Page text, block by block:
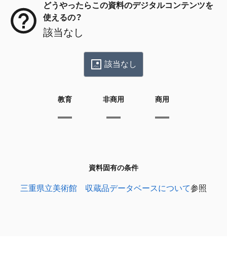
どうやったらこの資料のデジタルコンテンツを
使えるの？
該当なし
該当なし
教育 非商用 商用
資料固有の条件
三重県立美術館 収蔵品データベースについて参照